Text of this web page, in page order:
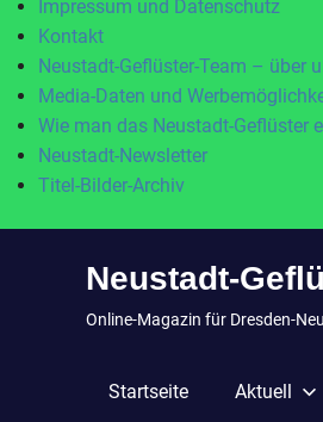
Impressum und Datenschutz
Kontakt
Neustadt-Geflüster-Team – über
Media-Daten und
Wie man das Neustadt-Geflüster
Neustadt-Newsletter
Titel-Bilder-Archiv
Neustadt-
Online-Magazin für Dresden-
Startseite Aktuell